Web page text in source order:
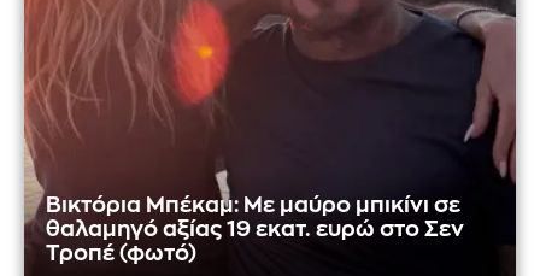
Βικτόρια Μπέκαμ: Με μαύρο μπικίνι σε
θαλαμηγό αξίας 19 εκατ. ευρώ στο Σεν
Τροπέ (φωτό)